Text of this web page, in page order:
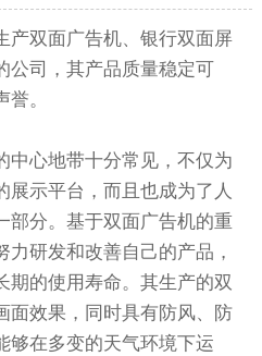
产双面广告机、银行双面屏
公司，其产品质量稳定可
。
中心地带十分常见，不仅为
展示平台，而且也成为了人
部分。基于双面广告机的重
研发和改善自己的产品，
期的使用寿命。其生产的双
面效果，同时具有防风、防
够在多变的天气环境下运